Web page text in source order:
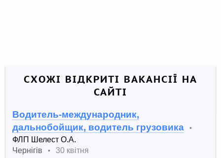
СХОЖІ ВІДКРИТІ ВАКАНСІЇ НА
САЙТІ
Водитель-международник,
дальнобойщик, водитель грузовика
•
ФЛП Шелест О.А.
Чернігів
• 30 квітня